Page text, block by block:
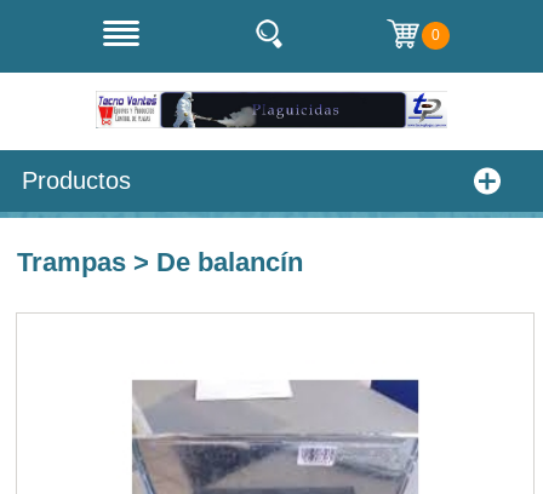
0
Productos
Trampas > De balancín